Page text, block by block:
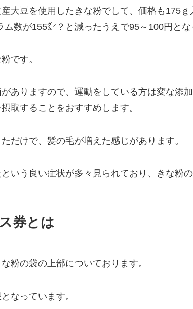
大豆を使用したきな粉でして、価格も175
数が155㌘？と減ったうえで95～100円とな
です。
ありますので、運動をしている方は変な添
取することをおすすめします。
だけで、髪の毛が増えた感じがあります。
いう良い症状が多々見られており、きな粉
券とは
粉の袋の上部についております。
なっています。